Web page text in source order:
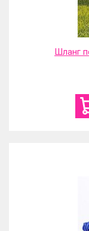
Шланг